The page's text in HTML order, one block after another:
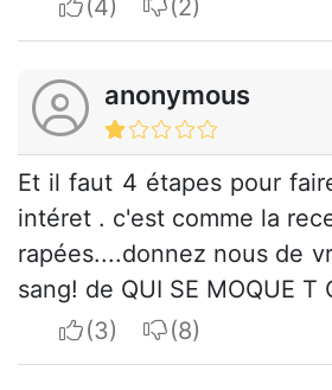
I apreciateI do not
anonymous
Et il faut 4 étapes pour
intéret . c'est comme la
rapées....donnez nous de
sang! de QUI SE MOQUE T
I apreciateI do not